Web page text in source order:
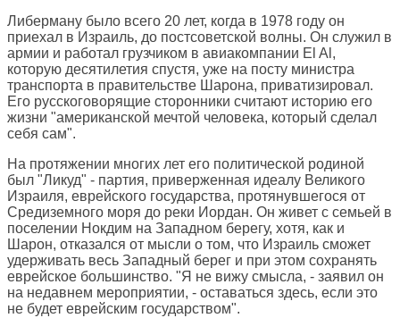
Либерману было всего 20 лет, когда в 1978 году он
приехал в Израиль, до постсоветской волны. Он служил в
армии и работал грузчиком в авиакомпании El Al,
которую десятилетия спустя, уже на посту министра
транспорта в правительстве Шарона, приватизировал.
Его русскоговорящие сторонники считают историю его
жизни "американской мечтой человека, который сделал
себя сам".
На протяжении многих лет его политической родиной
был "Ликуд" - партия, приверженная идеалу Великого
Израиля, еврейского государства, протянувшегося от
Средиземного моря до реки Иордан. Он живет с семьей в
поселении Нокдим на Западном берегу, хотя, как и
Шарон, отказался от мысли о том, что Израиль сможет
удерживать весь Западный берег и при этом сохранять
еврейское большинство. "Я не вижу смысла, - заявил он
на недавнем мероприятии, - оставаться здесь, если это
не будет еврейским государством".